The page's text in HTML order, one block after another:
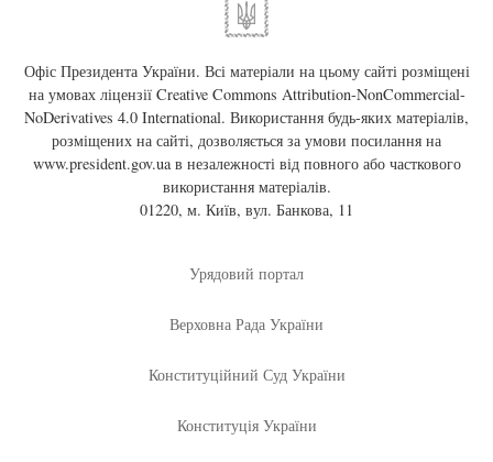
Офіс Президента України. Всі матеріали на цьому сайті розміщені
на умовах ліцензії Creative Commons Attribution-NonCommercial-
NoDerivatives 4.0 International. Використання будь-яких матеріалів,
розміщених на сайті, дозволяється за умови посилання на
www.president.gov.uaв незалежності від повного або часткового
використання матеріалів.
01220, м. Київ, вул. Банкова, 11
Урядовий портал
Верховна Рада України
Конституційний Суд України
Конституція України